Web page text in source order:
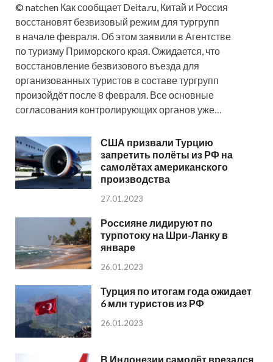
© natchen Как сообщает Deita.ru, Китай и Россия
восстановят безвизовый режим для тургрупп
в начале февраля. Об этом заявили в Агентстве
по туризму Приморского края. Ожидается, что
восстановление безвизового въезда для
организованных туристов в составе тургрупп
произойдёт после 8 февраля. Все основные
согласования контролирующих органов уже…
США призвали Турцию
запретить полёты из РФ на
самолётах американского
производства
27.01.2023
Россияне лидируют по
турпотоку на Шри-Ланку в
январе
26.01.2023
Турция по итогам года ожидает
6 млн туристов из РФ
26.01.2023
В Индонезии самолёт врезался